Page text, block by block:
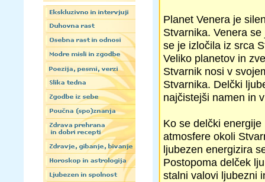
Planet Venera je
Stvarnika. Venera
se je izločila iz srca
Veliko planetov in
Stvarnik nosi v
Stvarnika. Delčki
najčistejši namen in
Ko se delčki
atmosfere okoli
ljubezen energizira
Postopoma delček
stalni valovi ljubezni